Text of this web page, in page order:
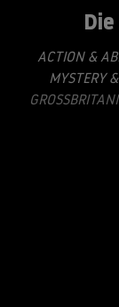
ACTION &
MYSTERY